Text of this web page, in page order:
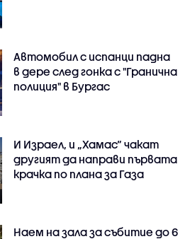
Автомобил с испанци падна
в дере след гонка с "Гранична
полиция" в Бургас
И Израел, и „Хамас“ чакат
другият да направи първата
крачка по плана за Газа
Наем на зала за събитие до 6